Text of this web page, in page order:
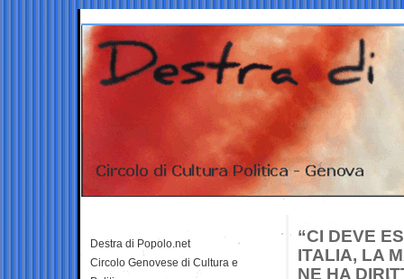
“CI DEVE
ITALIA, LA
NE HA
Destra di Popolo.net
Circolo Genovese di Cultura e